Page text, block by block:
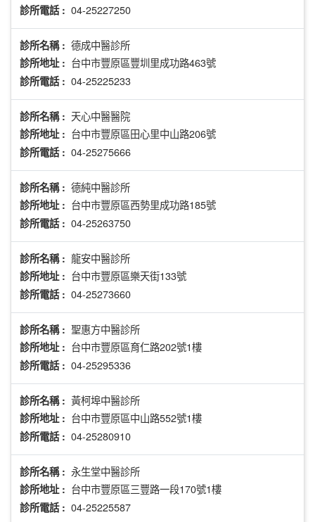
診所電話 : 04-25227250
診所名稱 : 德成中醫診所
診所地址 : 台中市豐原區豐圳里成功路463號
診所電話 : 04-25225233
診所名稱 : 天心中醫醫院
診所地址 : 台中市豐原區田心里中山路206號
診所電話 : 04-25275666
診所名稱 : 德純中醫診所
診所地址 : 台中市豐原區西勢里成功路185號
診所電話 : 04-25263750
診所名稱 : 龍安中醫診所
診所地址 : 台中市豐原區樂天街133號
診所電話 : 04-25273660
診所名稱 : 聖惠方中醫診所
診所地址 : 台中市豐原區育仁路202號1樓
診所電話 : 04-25295336
診所名稱 : 黃柯埠中醫診所
診所地址 : 台中市豐原區中山路552號1樓
診所電話 : 04-25280910
診所名稱 : 永生堂中醫診所
診所地址 : 台中市豐原區三豐路一段170號1樓
診所電話 : 04-25225587